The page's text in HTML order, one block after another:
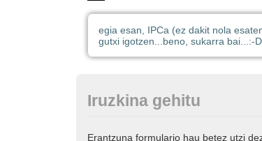
egia esan, IPCa (ez dakit nola
gutxi igotzen...beno, sukarra bai...:-D
Iruzkina gehitu
Erantzuna formulario hau betez utzi